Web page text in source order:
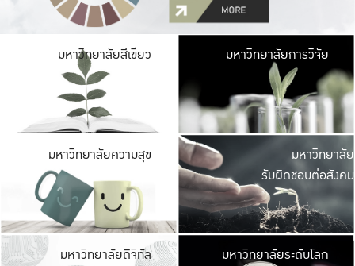
มหาวิทยาลัยสีเขียว มหาวิ
มีพื้นที่เขียวสดใส
เป็นป่าในเมือง เกษต
มหาวิทยาลัยการวิจัย
มหาวิทยาลัยความสุข มหาวิ
ค
เปิดประ
และพบเรื่องราวใ
มหาวิทยาลัย
รับผิดชอบต่อสังคม
มหาวิทยาลัยดิจิทัล มหาวิ
มหาวิทยาลัยระดับโลก